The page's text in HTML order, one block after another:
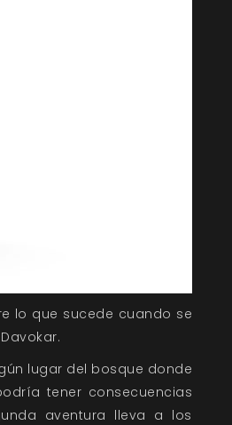
lo que sucede cuando se
lugar del bosque donde
tener consecuencias
aventura lleva a los